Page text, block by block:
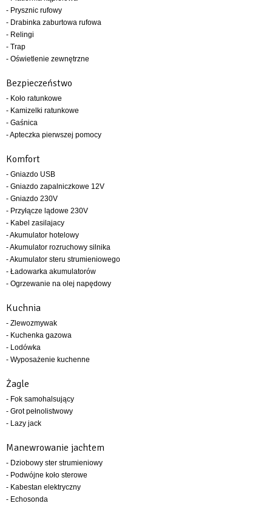
- Prysznic rufowy
- Drabinka zaburtowa rufowa
- Relingi
- Trap
- Oświetlenie zewnętrzne
Bezpieczeństwo
- Koło ratunkowe
- Kamizelki ratunkowe
- Gaśnica
- Apteczka pierwszej pomocy
Komfort
- Gniazdo USB
- Gniazdo zapalniczkowe 12V
- Gniazdo 230V
- Przyłącze lądowe 230V
- Kabel zasilajacy
- Akumulator hotelowy
- Akumulator rozruchowy silnika
- Akumulator steru strumieniowego
- Ładowarka akumulatorów
- Ogrzewanie na olej napędowy
Kuchnia
- Zlewozmywak
- Kuchenka gazowa
- Lodówka
- Wyposażenie kuchenne
Żagle
- Fok samohalsujący
- Grot pełnolistwowy
- Lazy jack
Manewrowanie jachtem
- Dziobowy ster strumieniowy
- Podwójne koło sterowe
- Kabestan elektryczny
- Echosonda